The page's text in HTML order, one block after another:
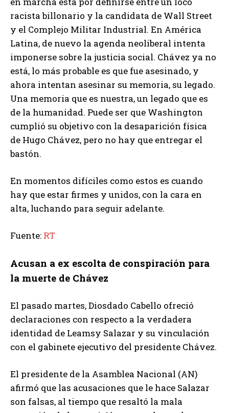
racista billonario y la candidata de Wall Street
y el Complejo Militar Industrial. En América
Latina, de nuevo la agenda neoliberal intenta
imponerse sobre la justicia social. Chávez ya no
está, lo más probable es que fue asesinado, y
ahora intentan asesinar su memoria, su legado.
Una memoria que es nuestra, un legado que es
de la humanidad. Puede ser que Washington
cumplió su objetivo con la desaparición física
de Hugo Chávez, pero no hay que entregar el
bastón.
En momentos difíciles como estos es cuando
hay que estar firmes y unidos, con la cara en
alta, luchando para seguir adelante.
Fuente: RT
Acusan a ex escolta de conspiración para
la muerte de Chávez
El pasado martes, Diosdado Cabello ofreció
declaraciones con respecto a la verdadera
identidad de Leamsy Salazar y su vinculación
con el gabinete ejecutivo del presidente Chávez.
El presidente de la Asamblea Nacional (AN)
afirmó que las acusaciones que le hace Salazar
son falsas, al tiempo que resaltó la mala